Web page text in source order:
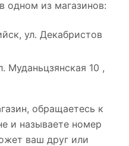
одном из магазинов:
ул. Декабристов
Муданьцзянская 10 ,
обращаетесь к
и называете номер
ваш друг или